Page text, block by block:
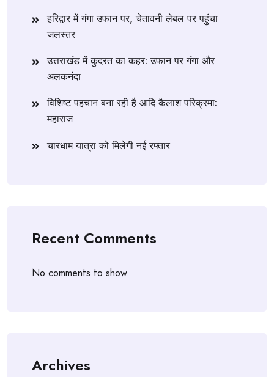
हरिद्वार में गंगा उफान पर, चेतावनी लेबल पर पहुंचा
जलस्तर
उत्तराखंड में कुदरत का कहर: उफान पर गंगा और
अलकनंदा
विशिष्ट पहचान बना रही है आदि कैलाश परिक्रमा:
महाराज
चारधाम यात्रा को मिलेगी नई रफ्तार
Recent Comments
No comments to show.
Archives